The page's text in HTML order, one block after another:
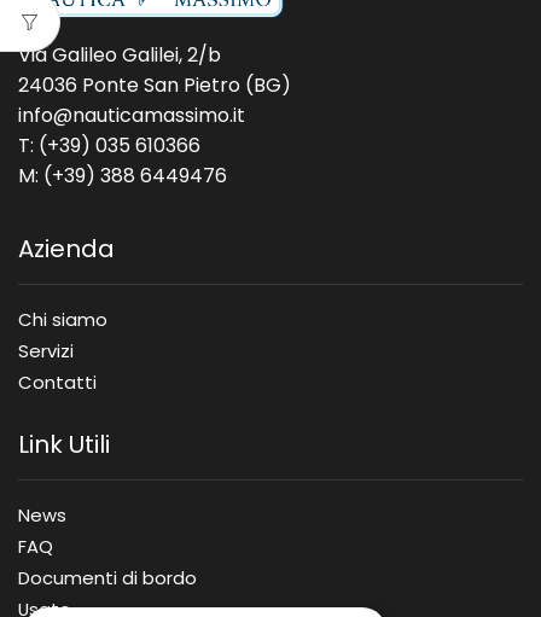
Via Galileo Galilei, 2/b
24036 Ponte San Pietro (BG)
info@nauticamassimo.it
T: (+39) 035 610366
M: (+39) 388 6449476
Azienda
Chi siamo
Servizi
Contatti
Link Utili
News
FAQ
Documenti di bordo
Usato